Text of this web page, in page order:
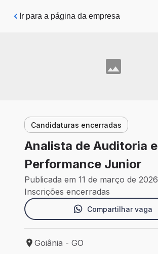
Pular para o conteúdo principal
Ir para a página da empresa
Candidaturas encerradas
Analista de Auditoria e
Performance Junior
Publicada em 11 de março de 2026
Inscrições encerradas
Compartilhar vaga
Local de trabalho: Goiânia - GO
Goiânia - GO